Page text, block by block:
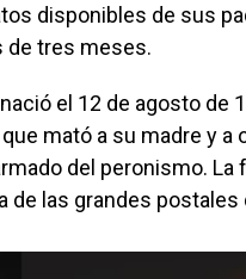
disponibles de sus
de tres meses.
el 12 de agosto de
mató a su madre y a
del peronismo. La
de las grandes postales